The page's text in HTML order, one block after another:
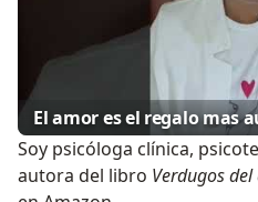
El amor es el regalo mas
Soy psicóloga clínica,
autora del libro Verdugos